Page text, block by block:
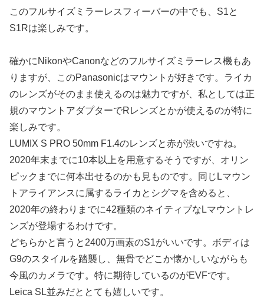
このフルサイズミラーレスフィーバーの中でも、S1と
S1Rは楽しみです。
確かにNikonやCanonなどのフルサイズミラーレス機もあ
りますが、このPanasonicはマウントが好きです。ライカ
のレンズがそのまま使えるのは魅力ですが、私としては正
規のマウントアダプターでRレンズとかが使えるのが特に
楽しみです。
LUMIX S PRO 50mm F1.4のレンズと赤が渋いですね。
2020年末までに10本以上を用意するそうですが、オリン
ピックまでに何本出せるのかも見ものです。同じLマウン
トアライアンスに属するライカとシグマを含めると、
2020年の終わりまでに42種類のネイティブなLマウントレ
ンズが登場するわけです。
どちらかと言うと2400万画素のS1がいいです。ボディは
G9のスタイルを踏襲し、無骨でどこか懐かしいながらも
今風のカメラです。特に期待しているのがEVFです。
Leica SL並みだととても嬉しいです。